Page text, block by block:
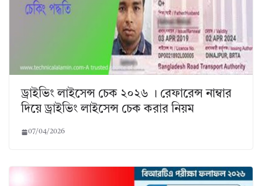
ড্রাইভিং লাইসেন্স চেক ২০২৬ । রেফারেন্স নাম্বার
দিয়ে ড্রাইভিং লাইসেন্স চেক করার নিয়ম
07/04/2026